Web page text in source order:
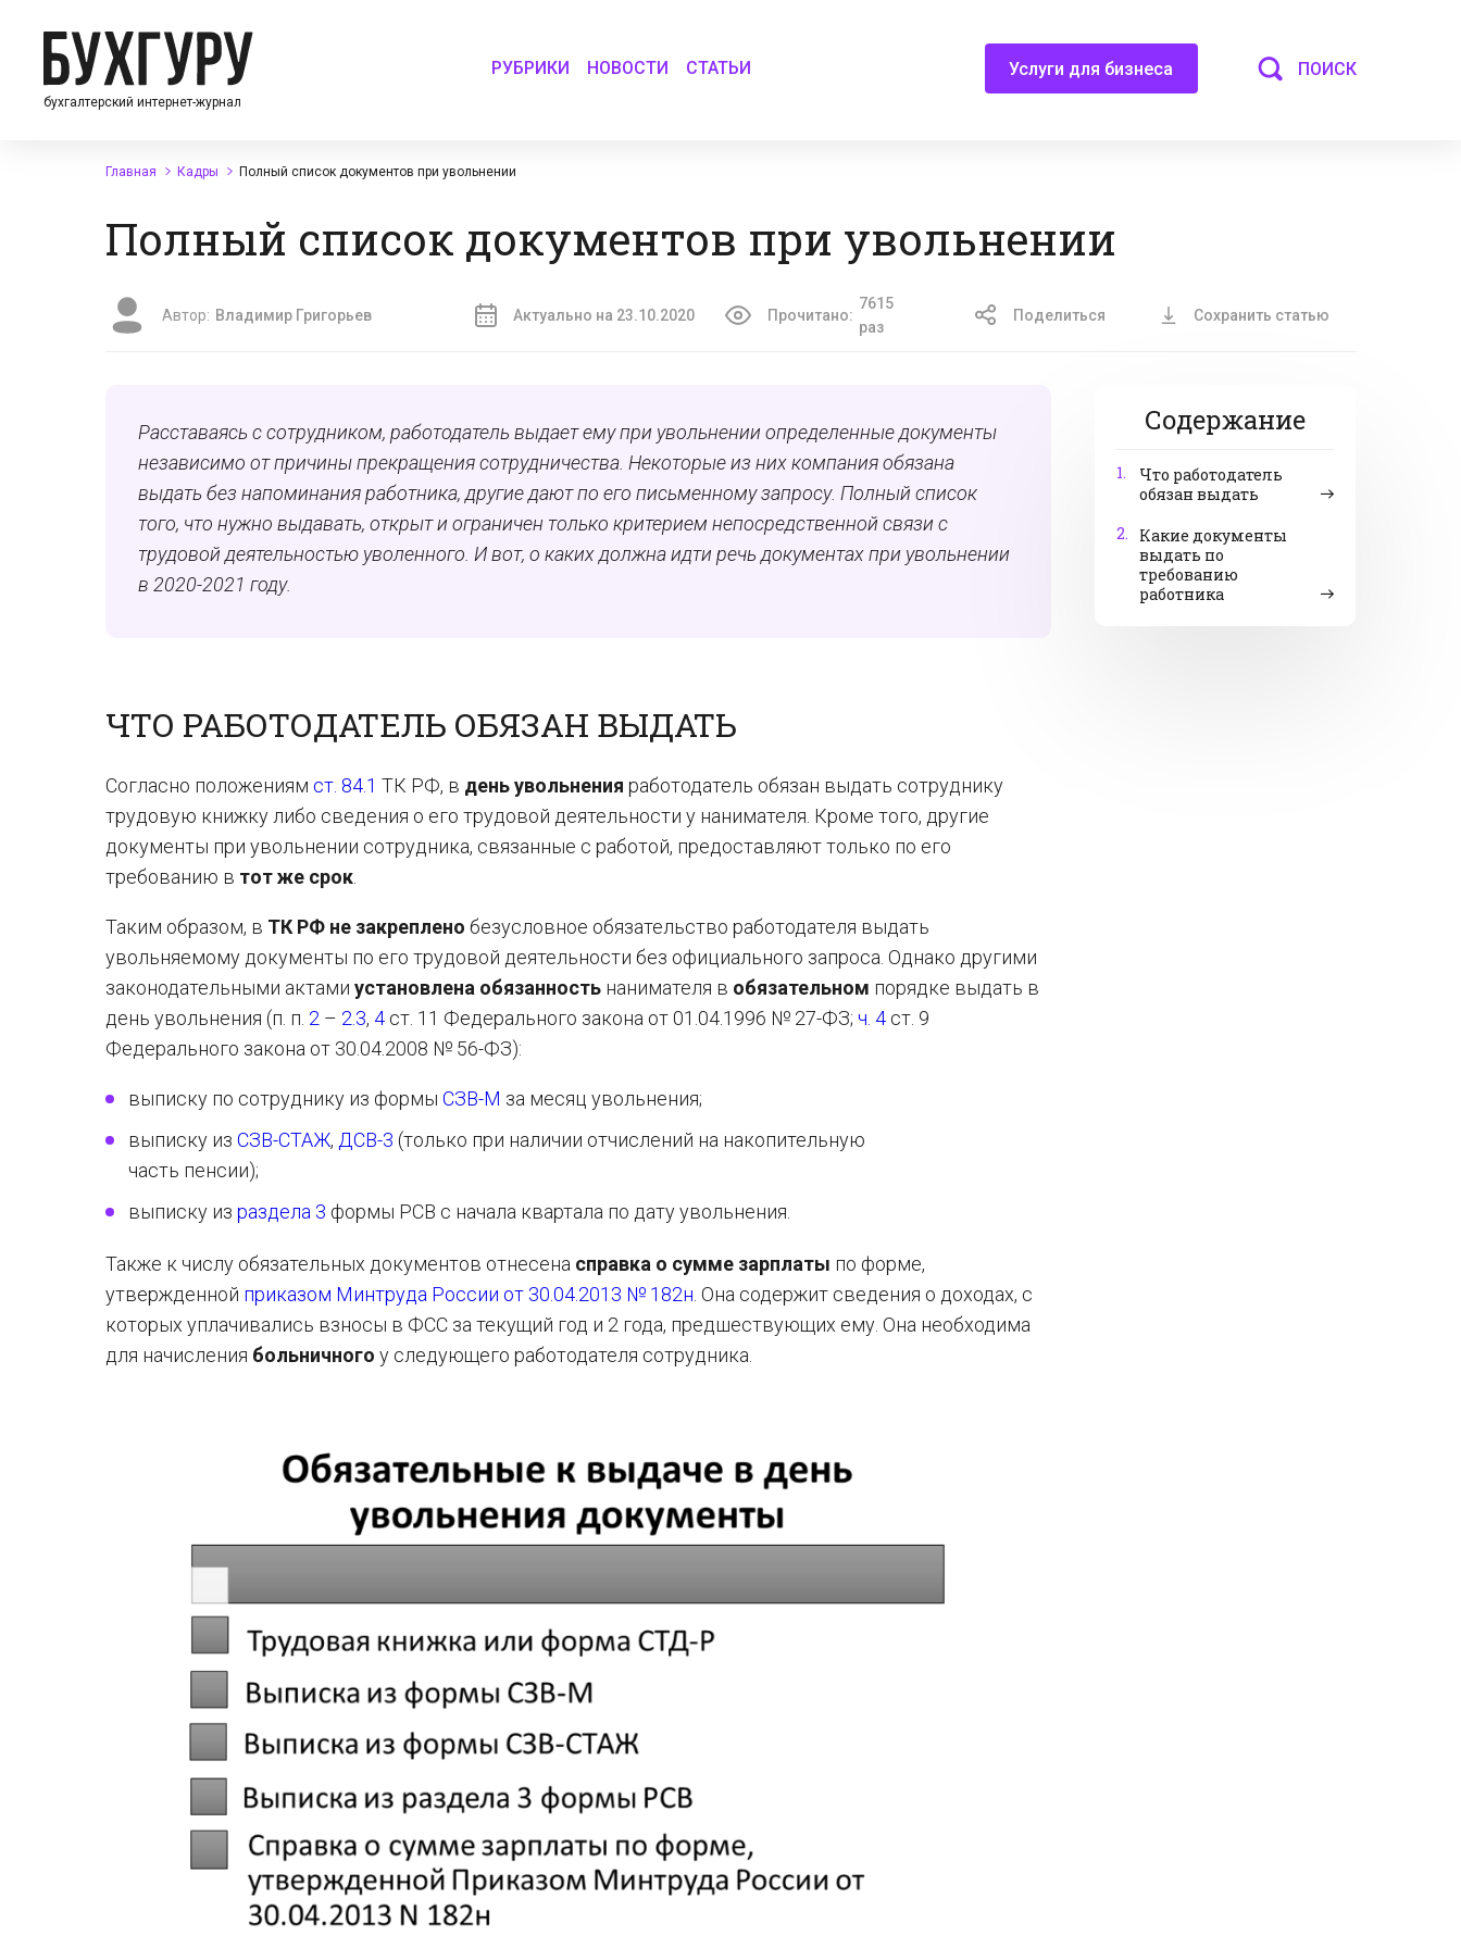
бухгалтерский интернет-журнал
РУБРИКИ НОВОСТИ СТАТЬИ Услуги для бизнеса ПОИСК
Главная Кадры Полный список документов при увольнении
Полный список документов при увольнении
Автор: Владимир Григорьев Актуально на 23.10.2020 Прочитано:
7615
раз
Поделиться Сохранить статью
Содержание
1.
Что работодатель
обязан выдать
2.
Какие документы
выдать по
требованию
работника
Расставаясь с сотрудником, работодатель выдает емупри увольнении определенные документы
независимо от причины прекращения сотрудничества. Некоторые из них компания обязана
выдать без напоминания работника, другие дают по его письменному запросу. Полный список
того, что нужно выдавать, открыт и ограничен только критерием непосредственной связи с
трудовой деятельностью уволенного. И вот, о каких должна идти речь документах при увольнении
в 2020-2021 году.
ЧТО РАБОТОДАТЕЛЬ ОБЯЗАН ВЫДАТЬ
Согласно положениям ст. 84.1 ТК РФ, в день увольнения работодатель обязан выдать сотруднику
трудовую книжку либо сведения о его трудовой деятельности у нанимателя. Кроме того, другие
документы при увольнении сотрудника, связанные с работой, предоставляют только по его
требованию в тот же срок
Таким образом, в ТК РФ не закреплено безусловное обязательство работодателя выдать
увольняемому документы по его трудовой деятельности без официального запроса. Однако другими
законодательными актами установлена обязанность нанимателя в обязательном порядке выдать в
день увольнения (п. п. 2 – 2.3, 4 ст. 11 Федерального закона от 01.04.1996 № 27-ФЗ; ч. 4 ст. 9
Федерального закона от 30.04.2008 № 56-ФЗ):
выписку по сотруднику из формы СЗВ-М за месяц увольнения;
выписку из СЗВ-СТАЖ, ДСВ-3 (только при наличии отчислений на накопительную
часть пенсии);
выписку из раздела 3 формы РСВ с начала квартала по дату увольнения.
Также к числу обязательных документов отнесена справка о сумме зарплаты по форме,
утвержденной приказом Минтруда России от 30.04.2013 № 182н . Она содержит сведения о доходах, с
которых уплачивались взносы в ФСС за текущий год и 2 года, предшествующих ему. Она необходима
для начисления больничного у следующего работодателя сотрудника.